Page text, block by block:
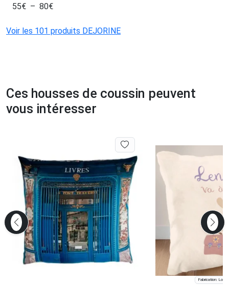
55€ – 80€
Voir les 101 produits DEJORINE
Ces housses de coussin peuvent
vous intéresser
Fabrication: